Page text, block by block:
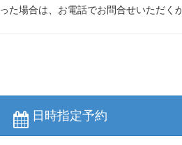
た場合は、お電話でお問合せいただく
日時指定予約